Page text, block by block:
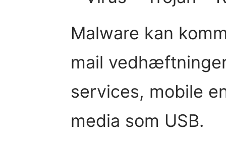
Malware kan
mail
services, mobile
media som USB.